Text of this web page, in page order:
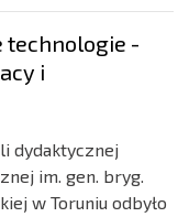
technologie -
i
dydaktycznej
im. gen. bryg.
w Toruniu odbyło